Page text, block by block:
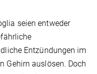
seien entweder
Entzündungen im
Gehirn auslösen. Doch